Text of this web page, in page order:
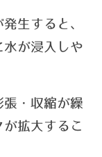
生すると、
水が浸入しや
張・収縮が繰
拡大するこ